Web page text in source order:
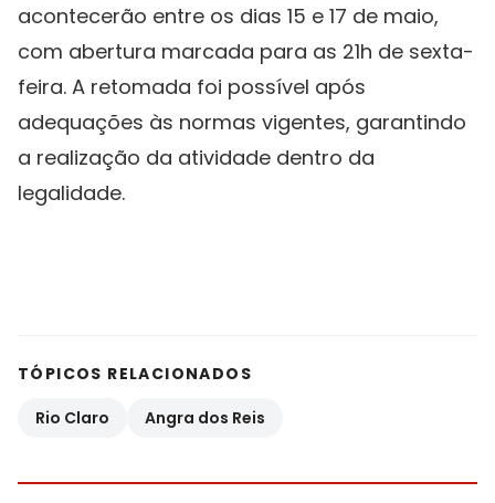
acontecerão entre os dias 15 e 17 de maio,
com abertura marcada para as 21h de sexta-
feira. A retomada foi possível após
adequações às normas vigentes, garantindo
a realização da atividade dentro da
legalidade.
TÓPICOS RELACIONADOS
Rio Claro
Angra dos Reis